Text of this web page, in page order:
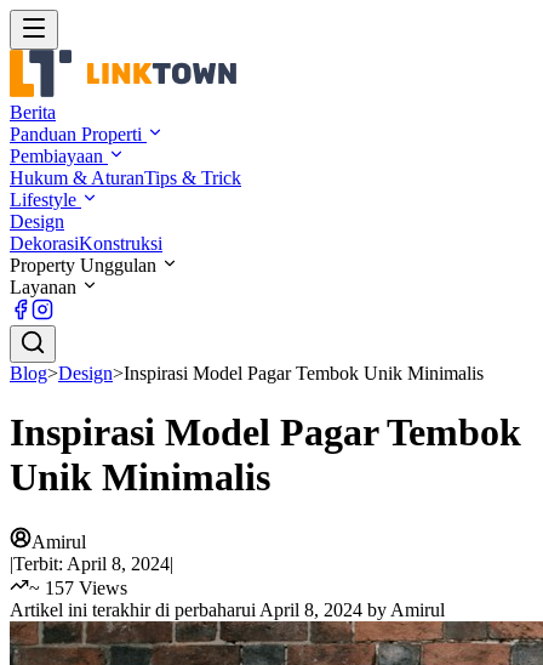
Berita
Panduan Properti
Pembiayaan
Hukum & AturanTips & Trick
Lifestyle
Design
DekorasiKonstruksi
Property Unggulan
Layanan
Blog>Design>Inspirasi Model Pagar Tembok Unik Minimalis
Inspirasi Model Pagar Tembok
Unik Minimalis
Amirul
|Terbit: April 8, 2024|
~ 157 Views
Artikel ini terakhir di perbaharui April 8, 2024 by Amirul